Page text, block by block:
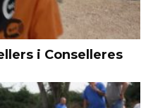
i Conselleres